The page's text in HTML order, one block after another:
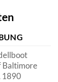
Baltimore
1890